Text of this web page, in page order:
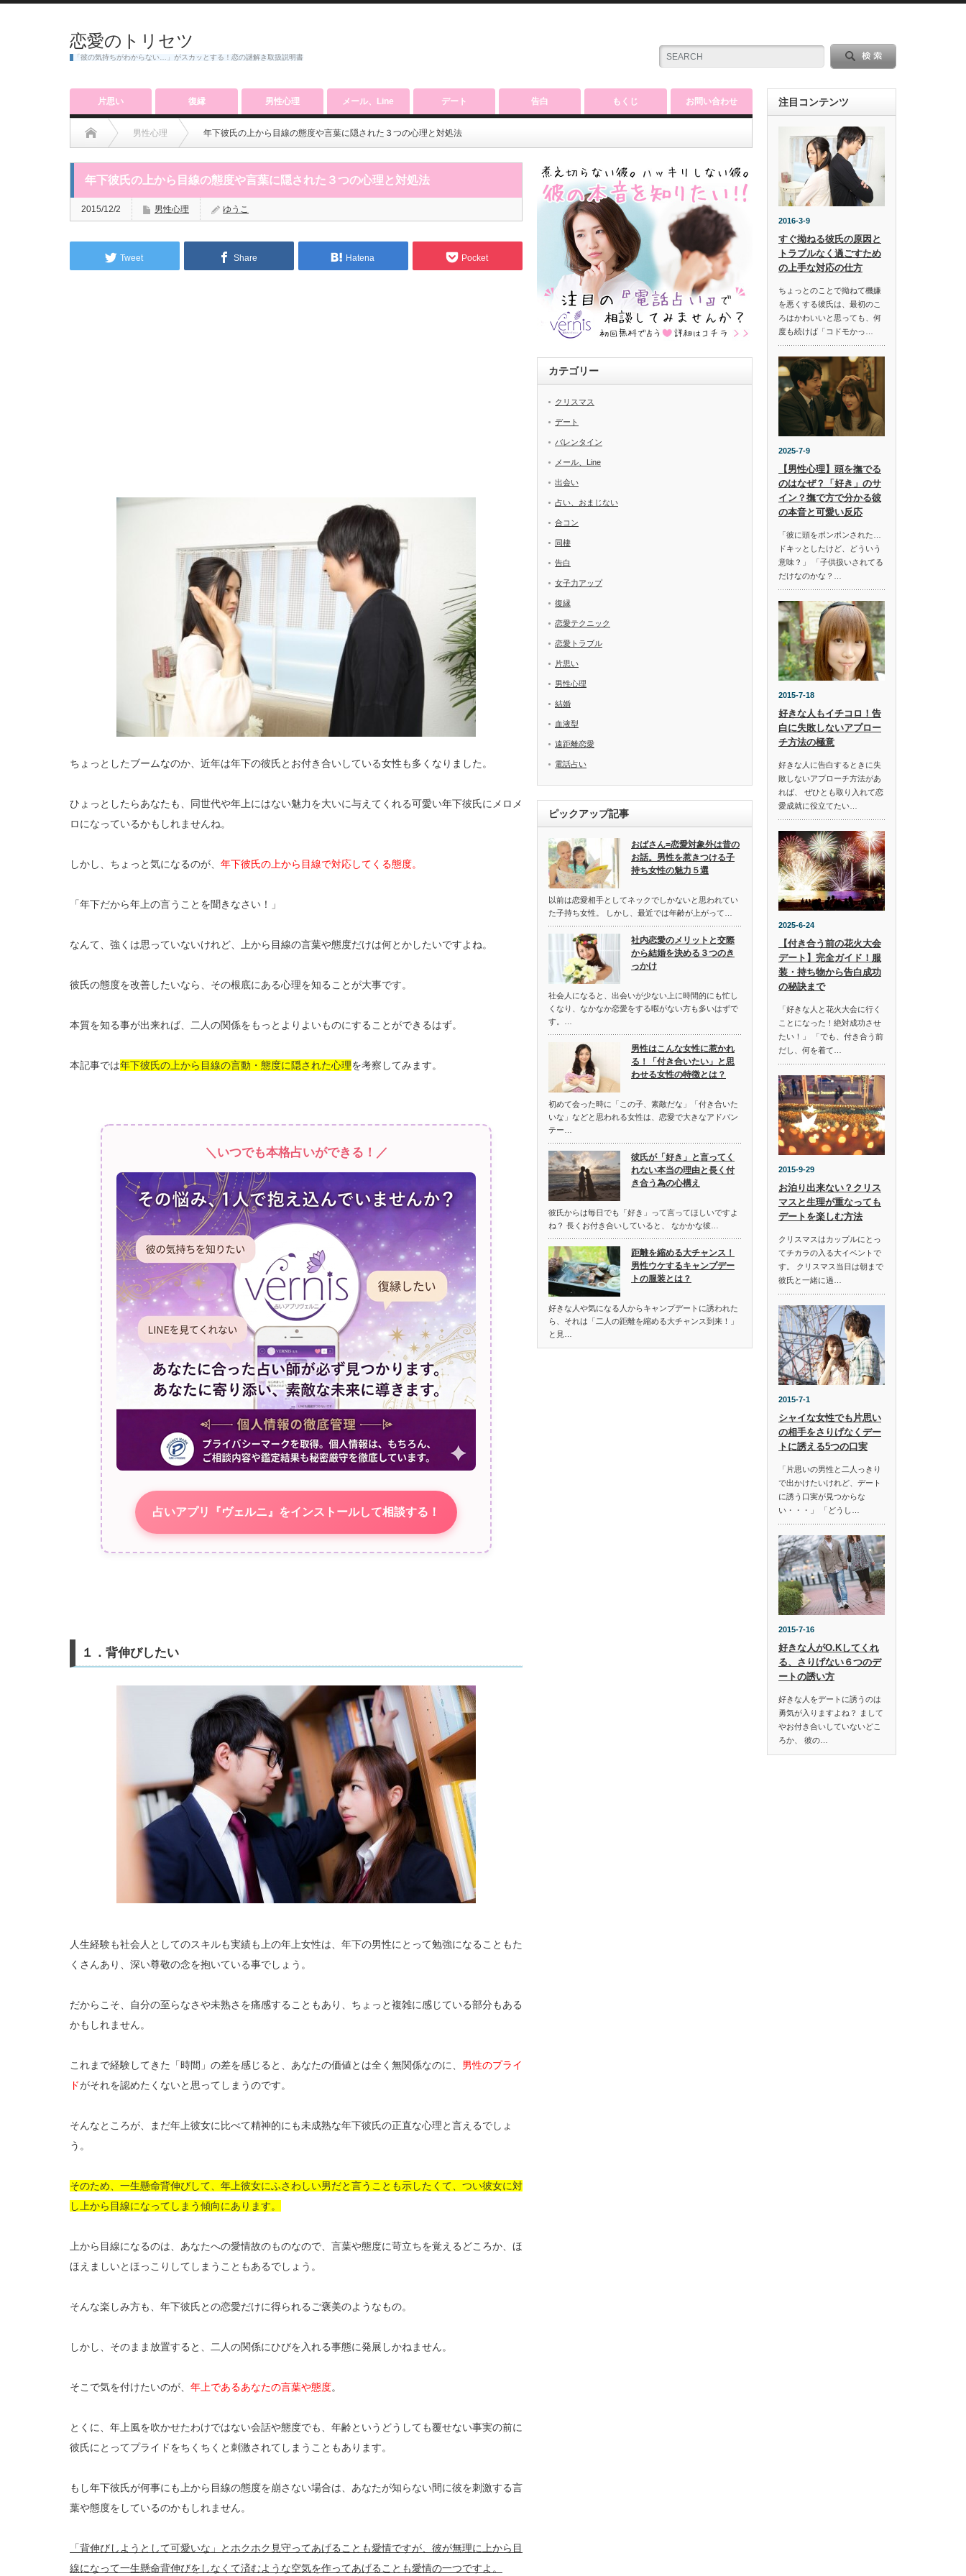
恋愛のトリセツ
「彼の気持ちがわからない…」がスカッとする！恋の謎解き取扱説明書
片思い 復縁 男性心理 メール、Line デート 告白 もくじ お問い合わせ
男性心理 年下彼氏の上から目線の態度や言葉に隠された３つの心理と対処法
年下彼氏の上から目線の態度や言葉に隠された３つの心理と対処法
2015/12/2 男性心理 ゆうこ
Tweet Share Hatena Pocket
ちょっとしたブームなのか、近年は年下の彼氏とお付き合いしている女性も多くなりました。
ひょっとしたらあなたも、同世代や年上にはない魅力を大いに与えてくれる可愛い年下彼氏にメロメ
ロになっているかもしれませんね。
しかし、ちょっと気になるのが、 年下彼氏の上から目線で対応してくる態度。
「年下だから年上の言うことを聞きなさい！」
なんて、強くは思っていないけれど、上から目線の言葉や態度だけは何とかしたいですよね。
彼氏の態度を改善したいなら、その根底にある心理を知ることが大事です。
本質を知る事が出来れば、二人の関係をもっとよりよいものにすることができるはず。
本記事では年下彼氏の上から目線の言動・態度に隠された心理を考察してみます。
＼いつでも本格占いができる！／
占いアプリ『ヴェルニ』をインストールして相談する！
１．背伸びしたい
人生経験も社会人としてのスキルも実績も上の年上女性は、年下の男性にとって勉強になることもた
くさんあり、深い尊敬の念を抱いている事でしょう。
だからこそ、自分の至らなさや未熟さを痛感することもあり、ちょっと複雑に感じている部分もある
かもしれません。
これまで経験してきた「時間」の差を感じると、あなたの価値とは全く無関係なのに、 男性のプライ
ドがそれを認めたくないと思ってしまうのです。
そんなところが、まだ年上彼女に比べて精神的にも未成熟な年下彼氏の正直な心理と言えるでしょ
う。
そのため、一生懸命背伸びして、年上彼女にふさわしい男だと言うことも示したくて、つい彼女に対
し上から目線になってしまう傾向にあります。
上から目線になるのは、あなたへの愛情故のものなので、言葉や態度に苛立ちを覚えるどころか、ほ
ほえましいとほっこりしてしまうこともあるでしょう。
そんな楽しみ方も、年下彼氏との恋愛だけに得られるご褒美のようなもの。
しかし、そのまま放置すると、二人の関係にひびを入れる事態に発展しかねません。
そこで気を付けたいのが、 年上であるあなたの言葉や態度。
とくに、年上風を吹かせたわけではない会話や態度でも、年齢というどうしても覆せない事実の前に
彼氏にとってプライドをちくちくと刺激されてしまうこともあります。
もし年下彼氏が何事にも上から目線の態度を崩さない場合は、あなたが知らない間に彼を刺激する言
葉や態度をしているのかもしれません。
「背伸びしようとして可愛いな」とホクホク見守ってあげることも愛情ですが、彼が無理に上から目
線になって一生懸命背伸びをしなくて済むような空気を作ってあげることも愛情の一つですよ。
カテゴリー
クリスマス
デート
バレンタイン
メール、Line
出会い
占い、おまじない
合コン
同棲
告白
女子力アップ
復縁
恋愛テクニック
恋愛トラブル
片思い
男性心理
結婚
血液型
遠距離恋愛
電話占い
ピックアップ記事
おばさん=恋愛対象外は昔の
お話。男性を惹きつける子
持ち女性の魅力５選
以前は恋愛相手としてネックでしかないと思われてい
た子持ち女性。 しかし、最近では年齢が上がって…
社内恋愛のメリットと交際
から結婚を決める３つのき
っかけ
社会人になると、出会いが少ない上に時間的にも忙し
くなり、なかなか恋愛をする暇がない方も多いはずで
す。…
男性はこんな女性に惹かれ
る！「付き合いたい」と思
わせる女性の特徴とは？
初めて会った時に「この子、素敵だな」「付き合いた
いな」などと思われる女性は、恋愛で大きなアドバン
テー…
彼氏が「好き」と言ってく
れない本当の理由と長く付
き合う為の心構え
彼氏からは毎日でも「好き」って言ってほしいですよ
ね？ 長くお付き合いしていると、 なかかな彼…
距離を縮める大チャンス！
男性ウケするキャンプデー
トの服装とは？
好きな人や気になる人からキャンプデートに誘われた
ら、それは「二人の距離を縮める大チャンス到来！」
と見…
注目コンテンツ
2016-3-9
すぐ拗ねる彼氏の原因と
トラブルなく過ごすため
の上手な対応の仕方
ちょっとのことで拗ねて機嫌
を悪くする彼氏は、最初のこ
ろはかわいいと思っても、何
度も続けば「コドモかっ…
2025-7-9
【男性心理】頭を撫でる
のはなぜ？「好き」のサ
イン？撫で方で分かる彼
の本音と可愛い反応
「彼に頭をポンポンされた…
ドキッとしたけど、どういう
意味？」 「子供扱いされてる
だけなのかな？…
2015-7-18
好きな人もイチコロ！告
白に失敗しないアプロー
チ方法の極意
好きな人に告白するときに失
敗しないアプローチ方法があ
れば、 ぜひとも取り入れて恋
愛成就に役立てたい…
2025-6-24
【付き合う前の花火大会
デート】完全ガイド！服
装・持ち物から告白成功
の秘訣まで
「好きな人と花火大会に行く
ことになった！絶対成功させ
たい！」 「でも、付き合う前
だし、何を着て…
2015-9-29
お泊り出来ない？クリス
マスと生理が重なっても
デートを楽しむ方法
クリスマスはカップルにとっ
てチカラの入る大イベントで
す。 クリスマス当日は朝まで
彼氏と一緒に過…
2015-7-1
シャイな女性でも片思い
の相手をさりげなくデー
トに誘える5つの口実
「片思いの男性と二人っきり
で出かけたいけれど、デート
に誘う口実が見つからな
い・・・」 「どうし…
2015-7-16
好きな人がO.Kしてくれ
る、さりげない６つのデ
ートの誘い方
好きな人をデートに誘うのは
勇気が入りますよね？ まして
やお付き合いしていないどこ
ろか、 彼の…